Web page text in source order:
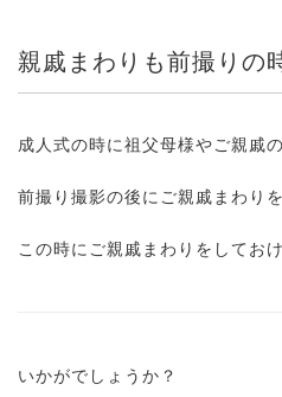
親戚まわりも前撮りの
成人式の時に祖父母様やご親戚
前撮り撮影の後にご親戚まわり
この時にご親戚まわりをしてお
いかがでしょうか？